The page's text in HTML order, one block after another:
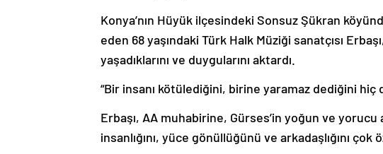
Konya’nın Hüyük ilçesindeki Sonsuz Şükran
eden 68 yaşındaki Türk Halk Müziği sanatçısı
yaşadıklarını ve duygularını aktardı.
“Bir insanı kötülediğini, birine yaramaz dediğini hiç
Erbaşı, AA muhabirine, Gürses’in yoğun ve yorucu
insanlığını, yüce gönüllüğünü ve arkadaşlığını çok